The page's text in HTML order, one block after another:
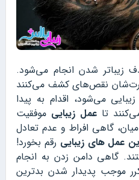
زیباتر شدن انجام می‌شود.
نقص‌های کشف می‌کنند
می‌شود، اقدام به پیدا
تا عمل زیبایی موفقیت‌
گاهی افراط و عدم تعادل
عمل های زیبایی رقم بخورد!
گاهی دامن زدن به انجام
موجب پدیدار شدن بدترین